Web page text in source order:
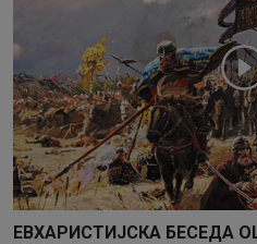
ЕВХАРИСТИЈСКА БЕСЕДА